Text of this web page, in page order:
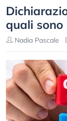
quali sono
Nadia Pascale